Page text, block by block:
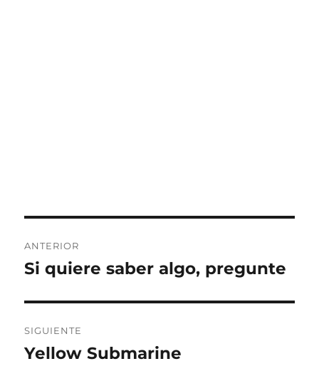
de
ANTERIOR
Entrada
Si quiere saber algo, pregunte
SIGUIENTE
Entrada
Yellow Submarine